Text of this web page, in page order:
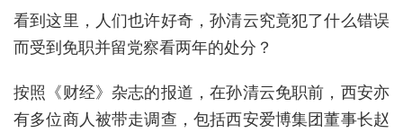
看到这里，人们也许好奇，孙清云究竟犯了什么错误
而受到免职并留党察看两年的处分？
按照《财经》杂志的报道，在孙清云免职前，西安亦
有多位商人被带走调查，包括西安爱博集团董事长赵